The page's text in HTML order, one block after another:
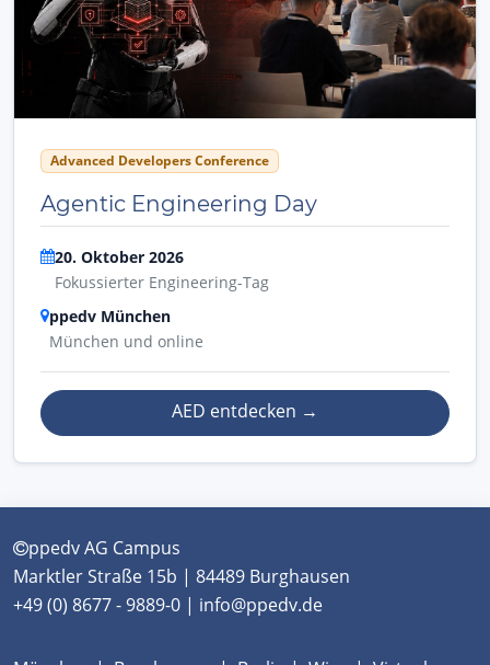
Advanced Developers Conference
Agentic Engineering Day
20. Oktober 2026
Fokussierter Engineering-Tag
ppedv München
München und online
AED entdecken →
ppedv AG Campus
Marktler Straße 15b | 84489 Burghausen
+49 (0) 8677 - 9889-0 | info@ppedv.de